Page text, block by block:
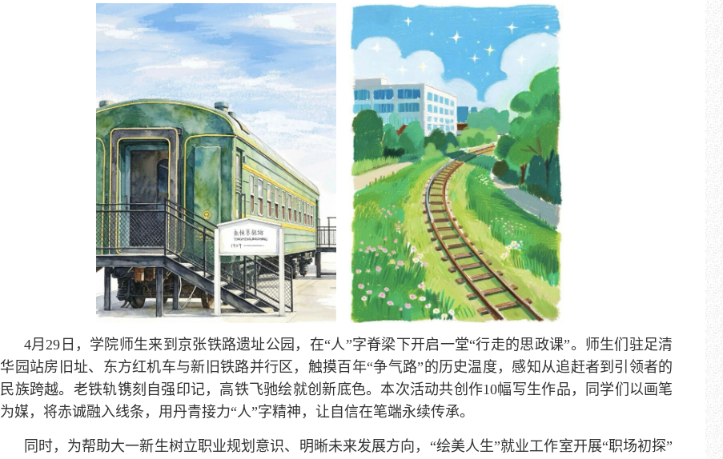
4月29日，学院师生来到京张铁路遗址公园，在“人”字脊梁下开启一堂“行走的思政课”。师生们驻足清
华园站房旧址、东方红机车与新旧铁路并行区，触摸百年“争气路”的历史温度，感知从追赶者到引领者的
民族跨越。老铁轨镌刻自强印记，高铁飞驰绘就创新底色。本次活动共创作10幅写生作品，同学们以画笔
为媒，将赤诚融入线条，用丹青接力“人”字精神，让自信在笔端永续传承。
同时，为帮助大一新生树立职业规划意识、明晰未来发展方向，“绘美人生”就业工作室开展“职场初探”